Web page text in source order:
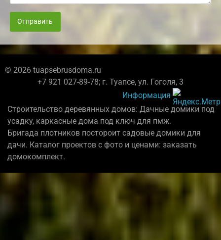
Отправить
© 2026 tuapsebrusdoma.ru
+7 921 027-89-78; г. Туапсе, ул. Гоголя, 3
Информация
Строительство деревянных домов: Дачные домики под
усадку, каркасные дома под ключ для пмж.
Бригада плотников постороит садовые домики для
дачи. Каталог проектов с фото и ценами: заказать
домокомплект.